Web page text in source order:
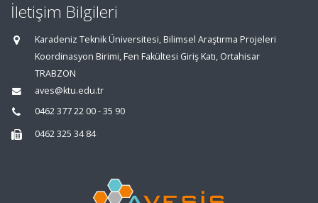
İletişim Bilgileri
Karadeniz Teknik Üniversitesi, Bilimsel Araştırma Projeleri
Koordinasyon Birimi, Fen Fakültesi Giriş Katı, Ortahisar
TRABZON
aves@ktu.edu.tr
0462 377 22 00 - 35 90
0462 325 34 84